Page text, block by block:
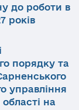
до роботи в
років
порядку та
управління
області на